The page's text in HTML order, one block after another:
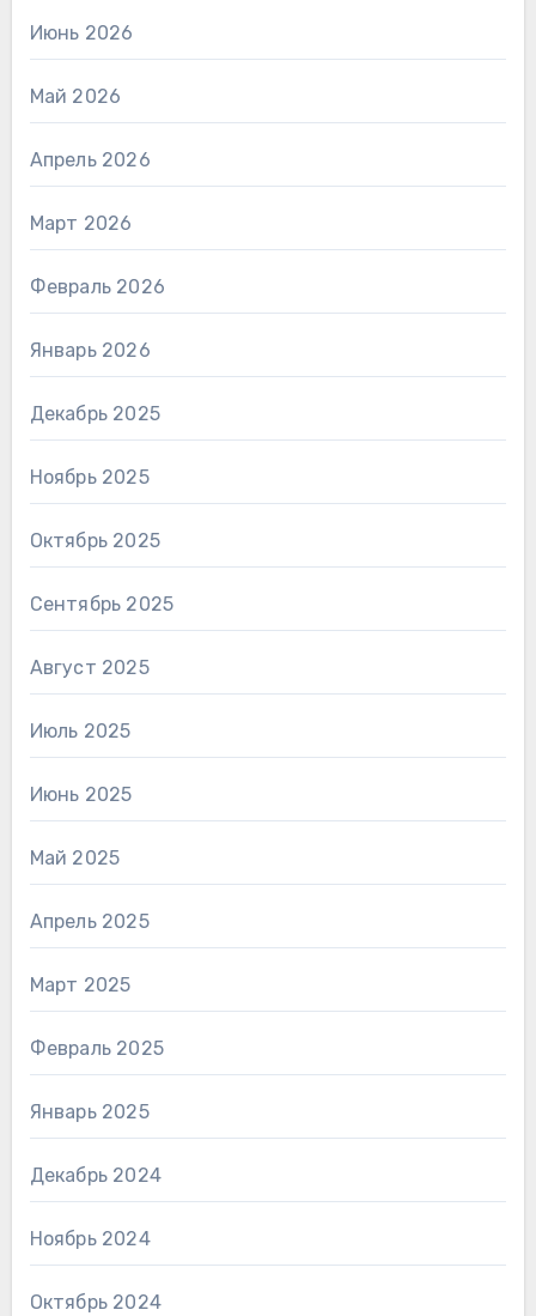
Июнь 2026
Май 2026
Апрель 2026
Март 2026
Февраль 2026
Январь 2026
Декабрь 2025
Ноябрь 2025
Октябрь 2025
Сентябрь 2025
Август 2025
Июль 2025
Июнь 2025
Май 2025
Апрель 2025
Март 2025
Февраль 2025
Январь 2025
Декабрь 2024
Ноябрь 2024
Октябрь 2024